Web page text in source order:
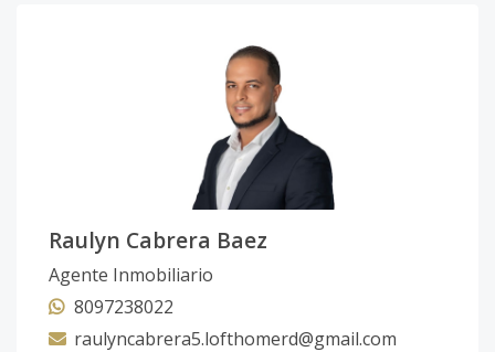
Raulyn Cabrera Baez
Agente Inmobiliario
8097238022
raulyncabrera5.lofthomerd@gmail.com